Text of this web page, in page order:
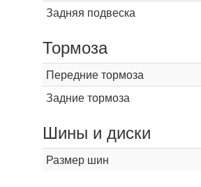
Задняя подвеска
Тормоза
Передние тормоза
Задние тормоза
Шины и диски
Размер шин